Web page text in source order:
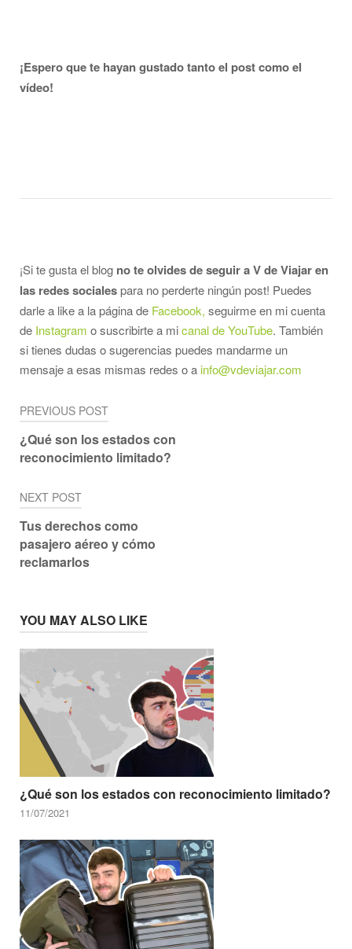
¡Espero que te hayan gustado tanto el post como el
vídeo!
¡Si te gusta el blog no te olvides de seguir a V de Viajar en
las redes socialespara no perderte ningún post! Puedes
darle a like a la página de Facebook, seguirme en mi cuenta
de Instagram o suscribirte a micanal de YouTube. También
si tienes dudas o sugerencias puedes mandarme un
mensaje a esas mismas redes o a info@vdeviajar.com
Navegación
de
entradas
PREVIOUS POST
¿Qué son los estados con
reconocimiento limitado?
NEXT POST
Tus derechos como
pasajero aéreo y cómo
reclamarlos
YOU MAY ALSO LIKE
¿Qué son los estados con reconocimiento limitado?
11/07/2021